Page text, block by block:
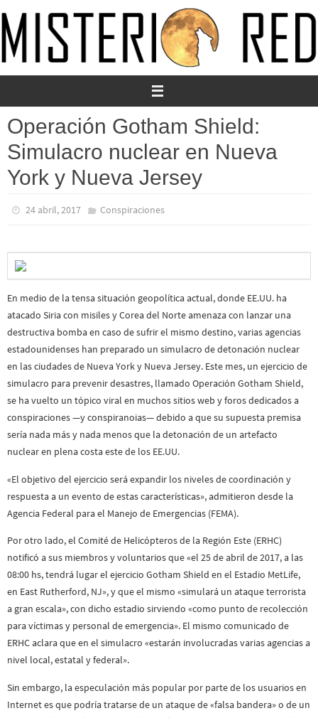
al
contenido
Operación Gotham Shield:
Simulacro nuclear en Nueva
York y Nueva Jersey
24 abril, 2017 Conspiraciones
En medio de la tensa situación geopolítica actual, donde EE.UU. ha
atacado Siria con misiles y Corea del Norte amenaza con lanzar una
destructiva bomba en caso de sufrir el mismo destino, varias agencias
estadounidenses han preparado un simulacro de detonación nuclear
en las ciudades de Nueva York y Nueva Jersey. Este mes, un ejercicio de
simulacro para prevenir desastres, llamado Operación Gotham Shield,
se ha vuelto un tópico viral en muchos sitios web y foros dedicados a
conspiraciones —y conspiranoias— debido a que su supuesta premisa
sería nada más y nada menos que la detonación de un artefacto
nuclear en plena costa este de los EE.UU.
«El objetivo del ejercicio será expandir los niveles de coordinación y
respuesta a un evento de estas características», admitieron desde la
Agencia Federal para el Manejo de Emergencias (FEMA).
Por otro lado, el Comité de Helicópteros de la Región Este (ERHC)
notificó a sus miembros y voluntarios que «el 25 de abril de 2017, a las
08:00 hs, tendrá lugar el ejercicio Gotham Shield en el Estadio MetLife,
en East Rutherford, NJ», y que el mismo «simulará un ataque terrorista
a gran escala», con dicho estadio sirviendo «como punto de recolección
para víctimas y personal de emergencia». El mismo comunicado de
ERHC aclara que en el simulacro «estarán involucradas varias agencias a
nivel local, estatal y federal».
Sin embargo, la especulación más popular por parte de los usuarios en
Internet es que podría tratarse de un ataque de «falsa bandera» o de un